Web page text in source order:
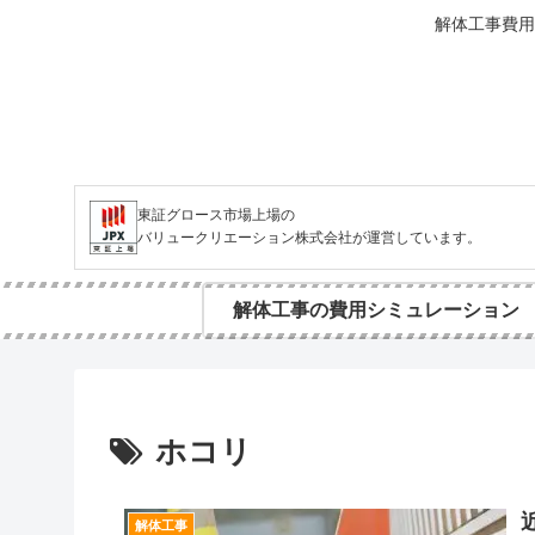
解体工事費
東証グロース市場上場の
バリュークリエーション株式会社が運営しています。
解体工事の費用シミュレーション
ホコリ
解体工事